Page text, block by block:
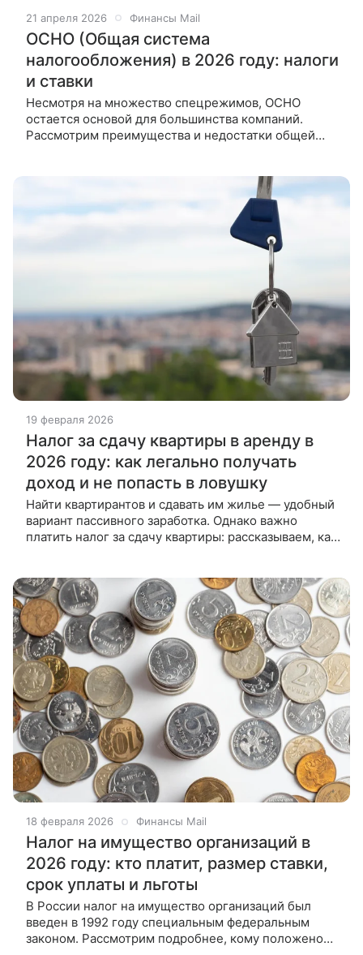
21 апреля 2026 Финансы Mail
ОСНО (Общая система
налогообложения) в 2026 году: налоги
и ставки
Несмотря на множество спецрежимов, ОСНО
остается основой для большинства компаний.
Рассмотрим преимущества и недостатки общей
19 февраля 2026
Налог за сдачу квартиры в аренду в
2026 году: как легально получать
доход и не попасть в ловушку
Найти квартирантов и сдавать им жилье — удобный
вариант пассивного заработка. Однако важно
платить налог за сдачу квартиры: рассказываем, как
18 февраля 2026 Финансы Mail
Налог на имущество организаций в
2026 году: кто платит, размер ставки,
срок уплаты и льготы
В России налог на имущество организаций был
введен в 1992 году специальным федеральным
законом. Рассмотрим подробнее, кому положено